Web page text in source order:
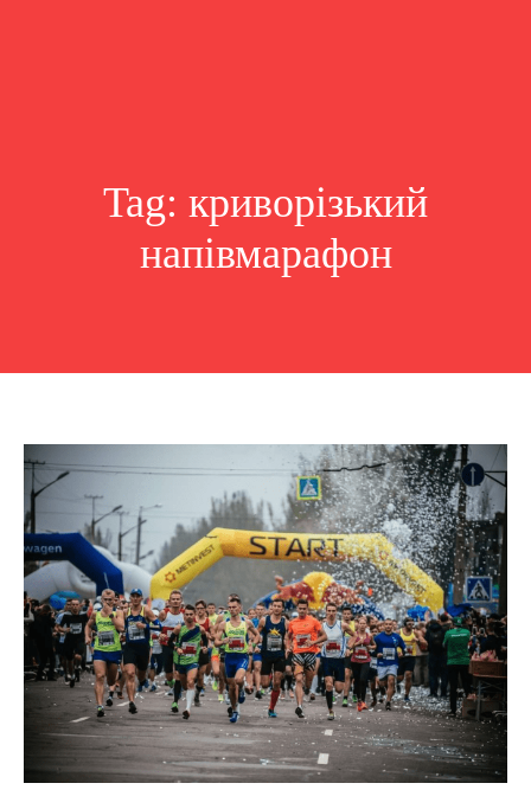
Tag: криворізький
напівмарафон